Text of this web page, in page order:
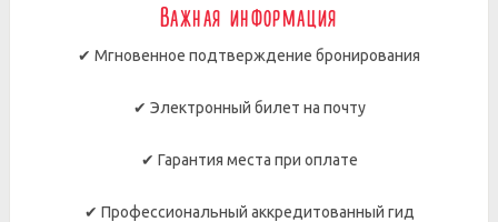
Важная информация
✔ Мгновенное подтверждение бронирования
✔ Электронный билет на почту
✔ Гарантия места при оплате
✔ Профессиональный аккредитованный гид